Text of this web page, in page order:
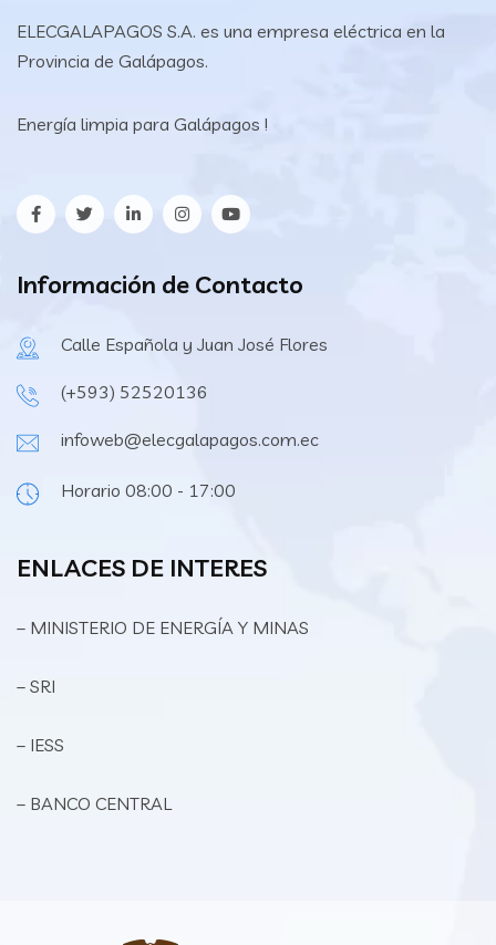
ELECGALAPAGOS S.A. es una empresa eléctrica en la
Provincia de Galápagos.
Energía limpia para Galápagos !
Información de Contacto
Calle Española y Juan José Flores
(+593) 52520136
infoweb@elecgalapagos.com.ec
Horario 08:00 - 17:00
ENLACES DE INTERES
– MINISTERIO DE ENERGÍA Y MINAS
– SRI
– IESS
– BANCO CENTRAL